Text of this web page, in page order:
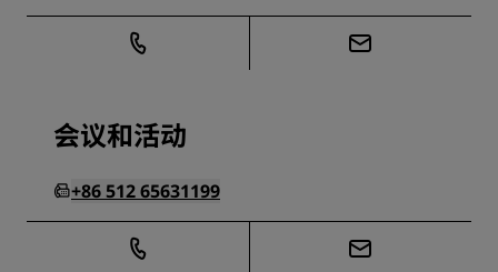
会议和活动
+86 512 65631199